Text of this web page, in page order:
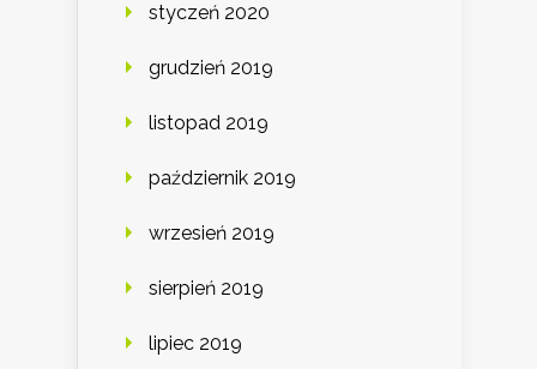
styczeń 2020
grudzień 2019
listopad 2019
październik 2019
wrzesień 2019
sierpień 2019
lipiec 2019